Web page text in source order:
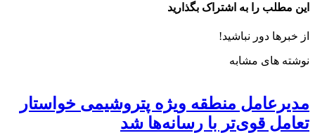
این مطلب را به اشتراک بگذارید
از خبرها دور نباشید!
نوشته های مشابه
مدیرعامل منطقه ویژه پتروشیمی خواستار
تعامل قوی‌تر با رسانه‌ها شد